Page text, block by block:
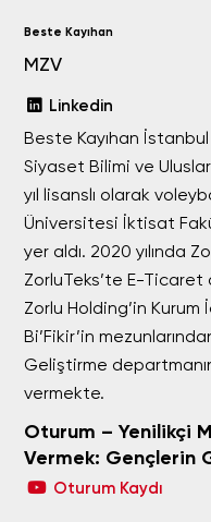
Beste Kayıhan
MZV
Linkedin
Beste Kayıhan
Siyaset Bilimi ve
yıl lisanslı olarak
Üniversitesi İktisat
yer aldı. 2020 yılında
ZorluTeks’te E-Ticaret
Zorlu Holding’in
Bi’Fikir’in
Geliştirme
vermekte.
Oturum – Yenilikçi
Vermek: Gençlerin
Oturum Kaydı